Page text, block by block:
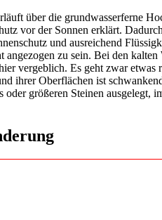
über die grundwasserferne
vor der Sonnen erklärt.
und ausreichend
angezogen zu sein. Bei den
vergeblich. Es geht zwar
ihrer Oberflächen ist
oder größeren Steinen